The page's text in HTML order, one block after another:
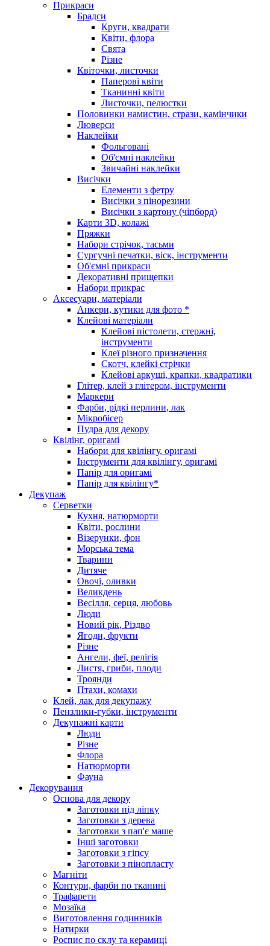
Прикраси
Брадси
Круги, квадрати
Квіти, флора
Свята
Різне
Квіточки, листочки
Паперові квіти
Тканинні квіти
Листочки, пелюстки
Половинки намистин, стрази, камінчики
Люверси
Наклейки
Фольговані
Об'ємні наклейки
Звичайні наклейки
Висічки
Елементи з фетру
Висічки з пінорезини
Висічки з картону (чіпборд)
Карти 3D, колажі
Пряжки
Набори стрічок, тасьми
Сургучні печатки, віск, інструменти
Об'ємні прикраси
Декоративні прищепки
Набори прикрас
Аксесуари, матеріали
Анкери, кутики для фото *
Клейові матеріали
Клейові пістолети, стержні,
інструменти
Клеї різного призначення
Скотч, клейкі стрічки
Клейові аркуші, крапки, квадратики
Глітер, клей з глітером, інструменти
Маркери
Фарби, рідкі перлини, лак
Мікробісер
Пудра для декору
Квілінг, оригамі
Набори для квілінгу, оригамі
Інструменти для квілінгу, оригамі
Папір для оригамі
Папір для квілінгу*
Декупаж
Серветки
Кухня, натюрморти
Квіти, рослини
Візерунки, фон
Морська тема
Тварини
Дитяче
Овочі, оливки
Великдень
Весілля, серця, любовь
Люди
Новий рік, Різдво
Ягоди, фрукти
Різне
Ангели, феї, релігія
Листя, гриби, плоди
Троянди
Птахи, комахи
Клей, лак для декупажу
Пензлики-губки, інструменти
Декупажні карти
Люди
Різне
Флора
Натюрморти
Фауна
Декорування
Основа для декору
Заготовки під ліпку
Заготовки з дерева
Заготовки з пап'є маше
Інші заготовки
Заготовки з гіпсу
Заготовки з пінопласту
Магніти
Контури, фарби по тканині
Трафарети
Мозаїка
Виготовлення годинників
Натирки
Роспис по склу та керамиці